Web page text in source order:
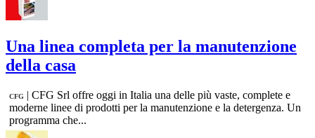
Una linea completa per la manutenzione
della casa
CFG | CFG Srl offre oggi in Italia una delle più vaste, complete e
moderne linee di prodotti per la manutenzione e la detergenza. Un
programma che...